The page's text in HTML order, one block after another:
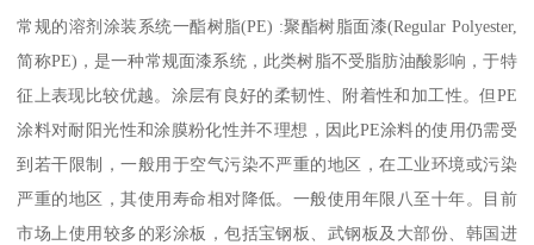
常规的溶剂涂装系统一酯树脂(PE) :聚酯树脂面漆(Regular Polyester,
简称PE)，是一种常规面漆系统，此类树脂不受脂肪油酸影响，于特
征上表现比较优越。涂层有良好的柔韧性、附着性和加工性。但PE
涂料对耐阳光性和涂膜粉化性并不理想，因此PE涂料的使用仍需受
到若干限制，一般用于空气污染不严重的地区，在工业环境或污染
严重的地区，其使用寿命相对降低。一般使用年限八至十年。目前
市场上使用较多的彩涂板，包括宝钢板、武钢板及大部份、韩国进